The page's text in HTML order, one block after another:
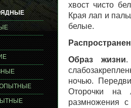
хвост чисто
Края лап и
белые.
Образ жизни.
ночью.
Оторочки на
размножения